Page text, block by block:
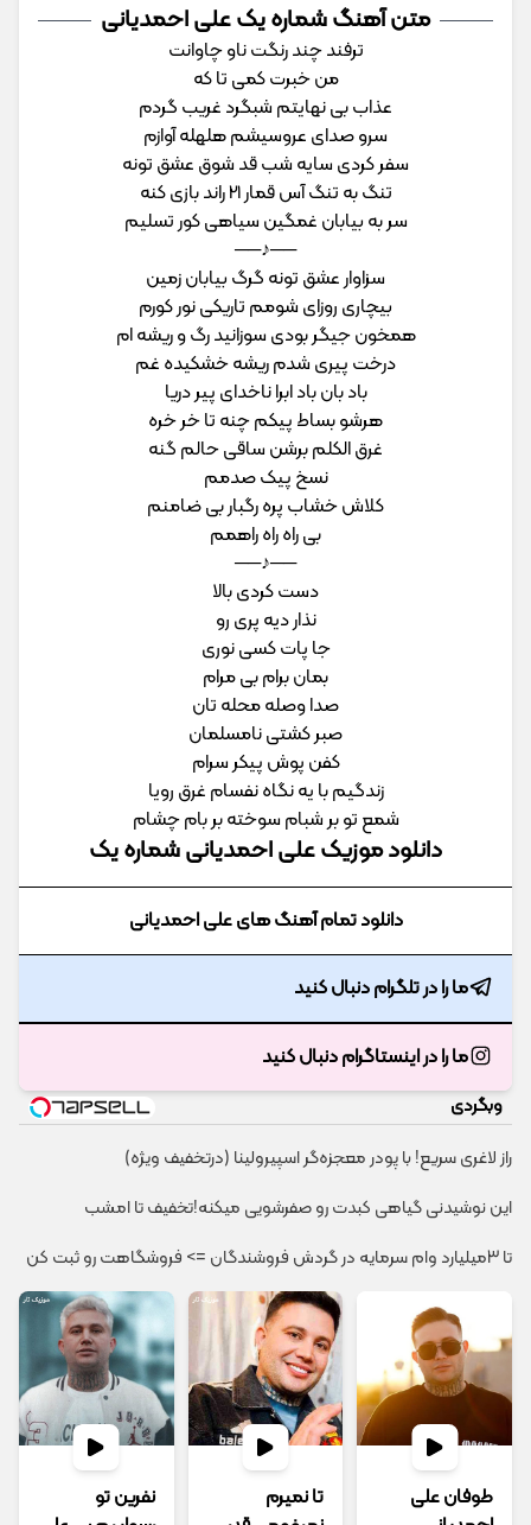
متن آهنگ شماره یک علی احمدیانی
ﺗﺮﻓﻨﺪ ﭼﻨﺪ رﻧﮕﺖ ﻧﺎو ﭼﺎواﻧﺖ
ﻣﻦ ﺧﺒﺮت ﻛﻤﻰ ﺗﺎ ﻛﻪ
ﻋﺬاب ﺑﻰ ﻧﻬﺎﻳﺘﻢ ﺷﺒﮕﺮد ﻏﺮﻳﺐ ﮔﺮدم
ﺳﺮو ﺻﺪای ﻋﺮوﺳﻴﺸﻢ ﻫﻠﻬﻠﻪ آوازم
ﺳﻔﺮ ﻛﺮدی ﺳﺎﻳﻪ ﺷﺐ ﻗﺪ ﺷﻮق ﻋﺸﻖ ﺗﻮﻧﻪ
ﺗﻨﮓ ﺑﻪ ﺗﻨﮓ آس ﻗﻤﺎر 21 راﻧﺪ ﺑﺎزی ﻛﻨﻪ
ﺳﺮ ﺑﻪ ﺑﻴﺎﺑﺎن ﻏﻤﮕﻴﻦ ﺳﻴﺎﻫﻰ ﻛﻮر ﺗﺴﻠﻴﻢ
──♪──
ﺳﺰاوار ﻋﺸﻖ ﺗﻮﻧﻪ ﮔﺮگ ﺑﻴﺎﺑﺎن زﻣﻴﻦ
ﺑﻴﭽﺎری روزای ﺷﻮﻣﻢ ﺗﺎرﻳﻜﻰ ﻧﻮر ﻛﻮرم
ﻫﻤﺨﻮن ﺟﻴﮕﺮ ﺑﻮدی ﺳﻮزاﻧﻴﺪ رگ و رﻳﺸﻪ ام
درﺧﺖ ﭘﻴﺮی ﺷﺪم رﻳﺸﻪ ﺧﺸﻜﻴﺪه ﻏﻢ
ﺑﺎد ﺑﺎن ﺑﺎد اﺑﺮا ﻧﺎﺧﺪای ﭘﻴﺮ درﻳﺎ
ﻫﺮﺷﻮ ﺑﺴﺎط ﭘﻴﻜﻢ ﭼﻨﻪ ﺗﺎ ﺧﺮ ﺧﺮه
ﻏﺮق اﻟﻜﻠﻢ ﺑﺮﺷﻦ ﺳﺎﻗﻰ ﺣﺎﻟﻢ ﮔﻨﻪ
ﻧﺴﺦ ﭘﻴﮏ ﺻﺪﻣﻢ
ﻛﻠﺎش ﺧﺸﺎب ﭘﺮه رﮔﺒﺎر ﺑﻰ ﺿﺎﻣﻨﻢ
ﺑﻰ راه راه راﻫﻤﻢ
──♪──
دﺳﺖ ﻛﺮدی ﺑﺎﻟﺎ
ﻧﺬار دﻳﻪ ﭘﺮی رو
ﺟﺎ ﭘﺎت ﻛﺴﻰ ﻧﻮری
ﺑﻤﺎن ﺑﺮام ﺑﻰ ﻣﺮام
ﺻﺪا وﺻﻠﻪ ﻣﺤﻠﻪ ﺗﺎن
ﺻﺒﺮ ﻛﺸﺘﻰ ﻧﺎﻣﺴﻠﻤﺎن
ﻛﻔﻦ ﭘﻮش ﭘﻴﻜﺮ ﺳﺮام
زﻧﺪﮔﻴﻢ ﺑﺎ ﻳﻪ ﻧﮕﺎه ﻧﻔﺴﺎم ﻏﺮق روﻳﺎ
ﺷﻤﻊ ﺗﻮ ﺑﺮ ﺷﺒﺎم ﺳﻮﺧﺘﻪ ﺑﺮ ﺑﺎم ﭼﺸﺎم
دانلود موزیک علی احمدیانی شماره یک
دانلود تمام آهنگ های علی احمدیانی
ما را در تلگرام دنبال کنید
ما را در اینستاگرام دنبال کنید
وبگردی
راز لاغری سریع! با پودر معجزه‌گر اسپیرولینا (درتخفیف ویژه)
این نوشیدنی گیاهی کبدت رو صفرشویی میکنه!تخفیف تا امشب
تا 3میلیارد وام سرمایه در گردش فروشندگان => فروشگاهت رو ثبت کن
طوفان علی
تا نمیرم
نفرین تو